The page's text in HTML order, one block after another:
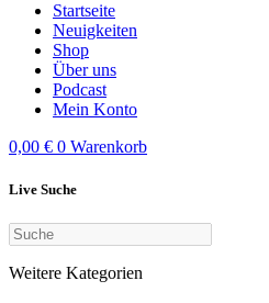
Startseite
Neuigkeiten
Shop
Über uns
Podcast
Mein Konto
0,00 € 0 Warenkorb
Live Suche
Weitere Kategorien